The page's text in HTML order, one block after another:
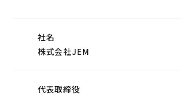
社名
株式会社JEM
代表取締役